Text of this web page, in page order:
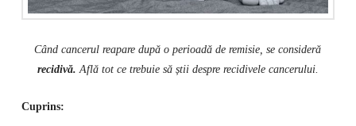
Când cancerul reapare după o perioadă de remisie, se consideră
recidivă.Află tot ce trebuie să știi despre recidivele cancerului.
Cuprins: